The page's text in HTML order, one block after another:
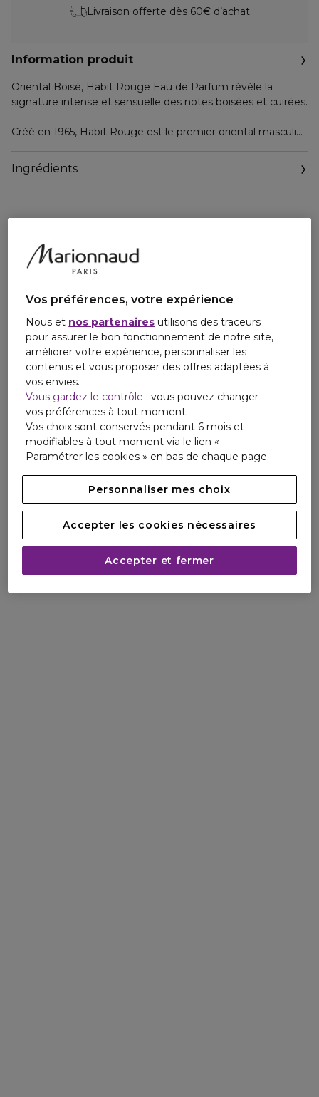
Livraison offerte dès 60€ d’achat
Information produit
Oriental Boisé, Habit Rouge Eau de Parfum révèle la
signature intense et sensuelle des notes boisées et cuirées.
Créé en 1965, Habit Rouge est le premier oriental masculin
pour l'art du dressage, il crée la surprise dès son lancement
avec ses effluves de vanille sensuelles et audacieuses.
Habit Rouge incarne un homme dandy capable de toutes
conduit son existence avec fougue et se distingue par un
sillage d'une sensualité extrême.
d’un modèle issu du patrimoine Guerlain. Un capot mat,
Ingrédients
Vos préférences, votre expérience
Nous et nos partenaires utilisons des traceurs
pour assurer le bon fonctionnement de notre site,
améliorer votre expérience, personnaliser les
contenus et vous proposer des offres adaptées à
vos envies.
Vous gardez le contrôle : vous pouvez changer
vos préférences à tout moment.
Vos choix sont conservés pendant 6 mois et
modifiables à tout moment via le lien «
Paramétrer les cookies » en bas de chaque page.
Personnaliser mes choix
Accepter les cookies nécessaires
Accepter et fermer